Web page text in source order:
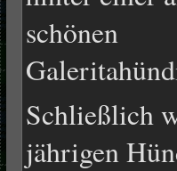
schönen
Schließlich
jährigen